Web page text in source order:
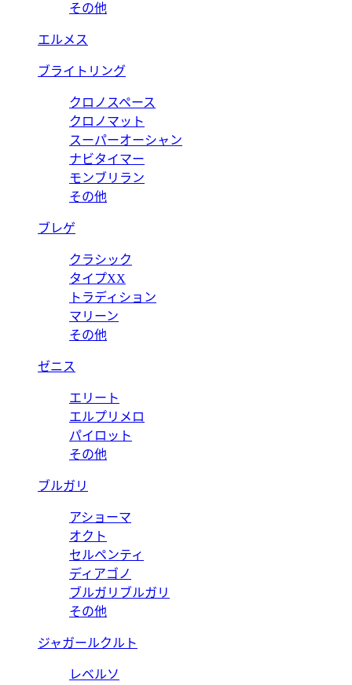
その他
エルメス
ブライトリング
クロノスペース
クロノマット
スーパーオーシャン
ナビタイマー
モンブリラン
その他
ブレゲ
クラシック
タイプXX
トラディション
マリーン
その他
ゼニス
エリート
エルプリメロ
パイロット
その他
ブルガリ
アショーマ
オクト
セルペンティ
ディアゴノ
ブルガリブルガリ
その他
ジャガールクルト
レベルソ